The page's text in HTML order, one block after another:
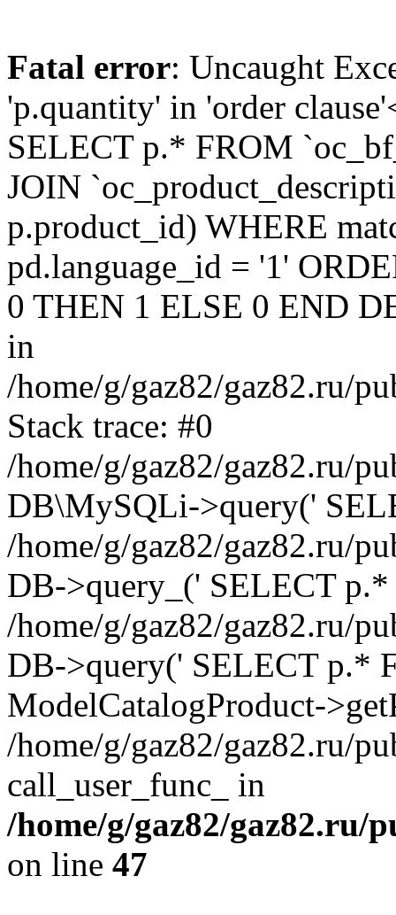
Fatal error: Uncaught
'p.quantity' in 'order
SELECT p.* FROM
JOIN
p.product_id) WHERE
pd.language_id = '1'
0 THEN 1 ELSE 0 END
in
/home/g/gaz82/gaz82.ru/
Stack trace: #0
/home/g/gaz82/gaz82.ru/
DB\MySQLi->query('
/home/g/gaz82/gaz82.ru/
DB->query_(' SELECT
/home/g/gaz82/gaz82.ru/
DB->query(' SELECT p.*
ModelCatalogProduct-
/home/g/gaz82/gaz82.ru/
call_user_func_ in
/home/g/gaz82/
on line 47